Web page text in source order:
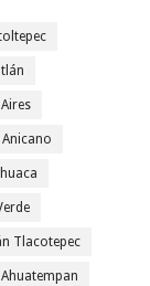
Tlacotepec